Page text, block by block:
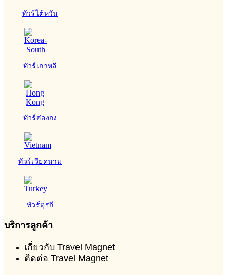
ทัวร์ไต้หวัน
ทัวร์เกาหลี
ทัวร์ฮ่องกง
ทัวร์เวียดนาม
ทัวร์ตุรกี
บริการลูกค้า
เกี่ยวกับ Travel Magnet
ติดต่อ Travel Magnet